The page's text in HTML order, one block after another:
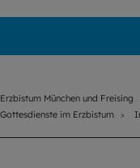
Erzbistum München und Freising
Gottesdienste im Erzbistum